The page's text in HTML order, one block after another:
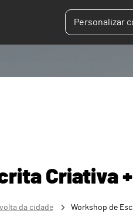
Personalizar
Criativa
da cidade Workshop de